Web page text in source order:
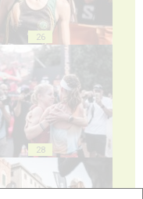
26
28